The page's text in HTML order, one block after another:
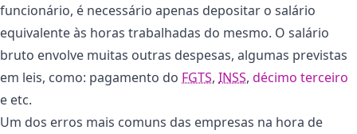
funcionário, é necessário apenas depositar o salário
equivalente às horas trabalhadas do mesmo. O salário
bruto envolve muitas outras despesas, algumas previstas
em leis, como: pagamento do FGTS, INSS, décimo terceiro
e etc.
Um dos erros mais comuns das empresas na hora de